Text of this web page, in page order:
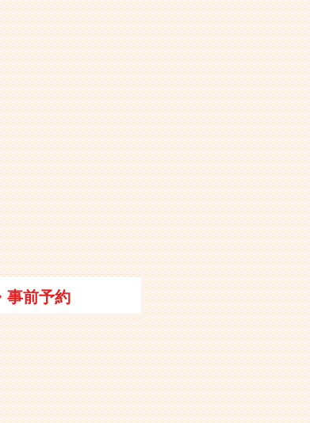
事前予約